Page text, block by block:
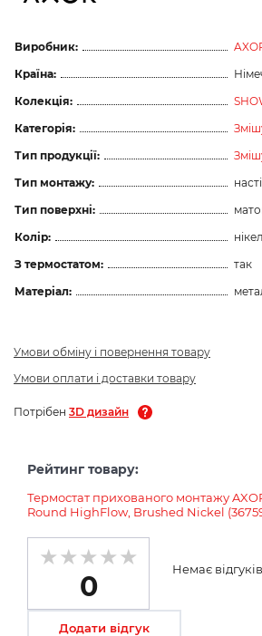
Виробник:
Країна:
Колекція:
Категорія:
Тип продукції:
Тип монтажу:
Тип поверхні:
Колір:
З термостатом:
так
Матеріал:
Умови обміну і повернення товару
Умови оплати і доставки товару
Потрібен 3D дизайн
Рейтинг товару:
Термостат прихованого монтажу
Round HighFlow, Brushed Nickel
0
Немає
Додати відгук